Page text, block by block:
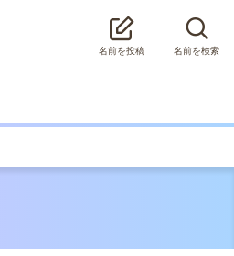
名前を投稿 名前を検索